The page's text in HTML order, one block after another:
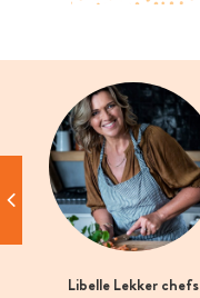
Libelle Lekker chefs